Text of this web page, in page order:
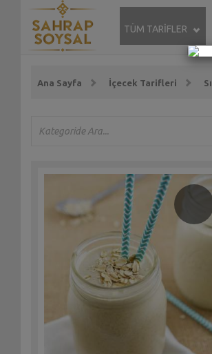
TÜM TARİFLER
Ana Sayfa İçecek Tarifleri